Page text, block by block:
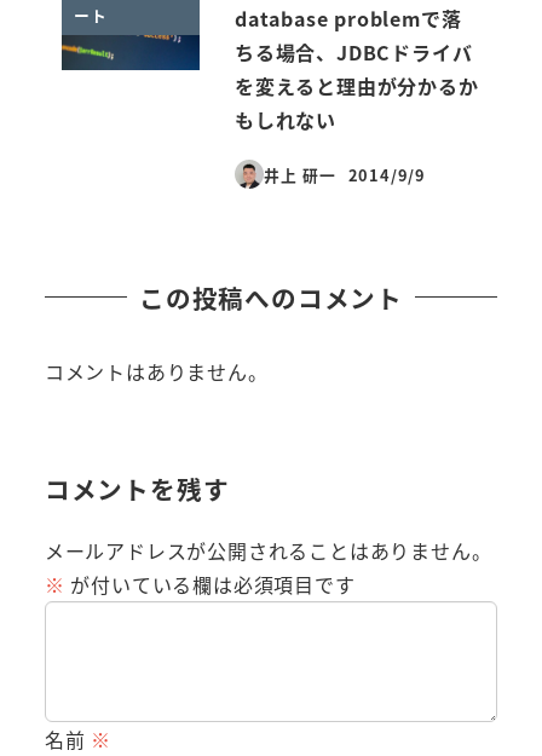
ート
database problemで落
ちる場合、JDBCドライバ
を変えると理由が分かるか
もしれない
井上 研一
投稿日
2014/9/9
この投稿へのコメント
コメントはありません。
コメントを残す
メールアドレスが公開されることはありません。
※ が付いている欄は必須項目です
名前 ※